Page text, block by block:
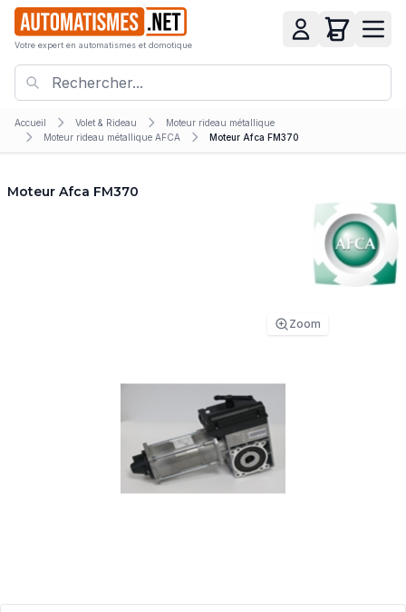
Votre expert en automatismes et domotique
Accueil Volet & Rideau
Moteur rideau métallique
Moteur rideau métallique AFCA
Moteur Afca FM370
Moteur Afca FM370
Zoom